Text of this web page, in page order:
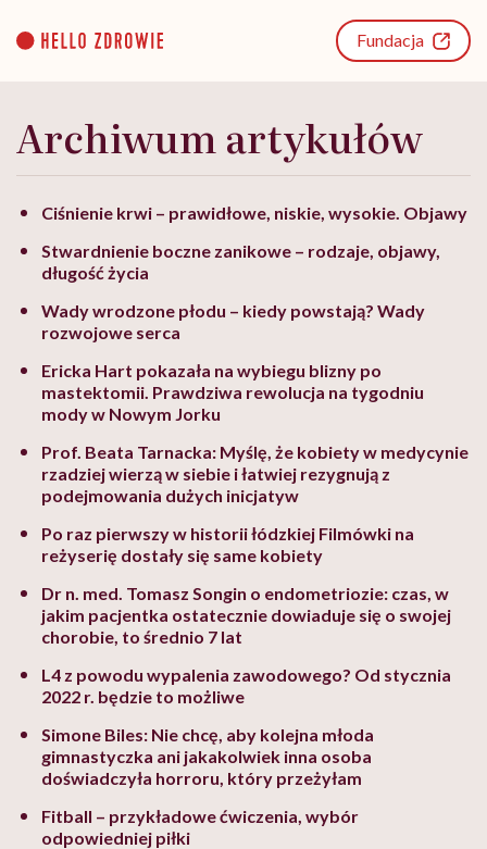
content
Fundacja
Archiwum artykułów
Ciśnienie krwi – prawidłowe, niskie, wysokie. Objawy
Stwardnienie boczne zanikowe – rodzaje, objawy,
długość życia
Wady wrodzone płodu – kiedy powstają? Wady
rozwojowe serca
Ericka Hart pokazała na wybiegu blizny po
mastektomii. Prawdziwa rewolucja na tygodniu
mody w Nowym Jorku
Prof. Beata Tarnacka: Myślę, że kobiety w medycynie
rzadziej wierzą w siebie i łatwiej rezygnują z
podejmowania dużych inicjatyw
Po raz pierwszy w historii łódzkiej Filmówki na
reżyserię dostały się same kobiety
Dr n. med. Tomasz Songin o endometriozie: czas, w
jakim pacjentka ostatecznie dowiaduje się o swojej
chorobie, to średnio 7 lat
L4 z powodu wypalenia zawodowego? Od stycznia
2022 r. będzie to możliwe
Simone Biles: Nie chcę, aby kolejna młoda
gimnastyczka ani jakakolwiek inna osoba
doświadczyła horroru, który przeżyłam
Fitball – przykładowe ćwiczenia, wybór
odpowiedniej piłki